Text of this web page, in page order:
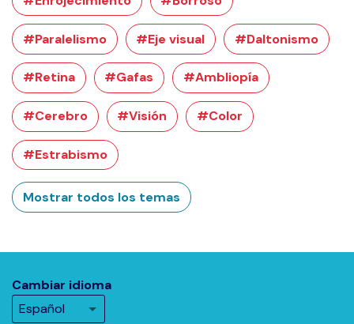
#Paralelismo #Eje visual #Daltonismo
#Retina #Gafas #Ambliopía
#Cerebro #Visión #Color
#Estrabismo
Mostrar todos los temas
Cambiar idioma